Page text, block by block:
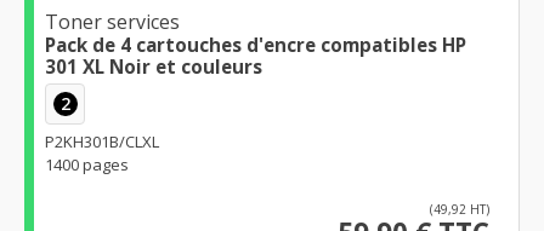
Toner services
Pack de 4 cartouches d'encre compatibles HP
301 XL Noir et couleurs
2
P2KH301B/CLXL
1400 pages
(49,92 HT)